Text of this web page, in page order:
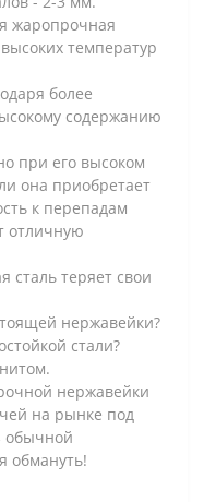
жаропрочная
температур
более
содержанию
при его высоком
она приобретает
к перепадам
отличную
сталь теряет свои
нержавейки?
стали?
нержавейки
на рынке под
обычной
обмануть!